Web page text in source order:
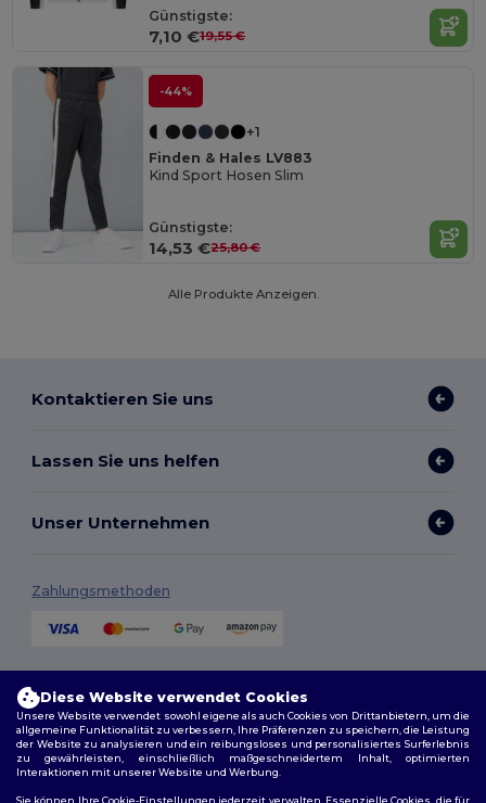
Günstigste:
7,10 €19,55 €
-44%
+1
Finden & Hales LV883
Kind Sport Hosen Slim
Günstigste:
14,53 €25,80 €
Alle Produkte Anzeigen.
Kontaktieren Sie uns
Lassen Sie uns helfen
Unser Unternehmen
Zahlungsmethoden
Diese Website verwendet Cookies
Unsere Website verwendet sowohl eigene als auch Cookies von Drittanbietern, um die
allgemeine Funktionalität zu verbessern, Ihre Präferenzen zu speichern, die Leistung
der Website zu analysieren und ein reibungsloses und personalisiertes Surferlebnis
zu gewährleisten, einschließlich maßgeschneidertem Inhalt, optimierten
Interaktionen mit unserer Website und Werbung.
Sie können Ihre Cookie-Einstellungen jederzeit verwalten. Essenzielle Cookies, die für